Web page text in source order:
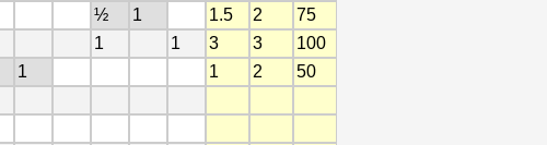
½ 1 1.5 2
75
1 1 3 3
100
1 1 2
50